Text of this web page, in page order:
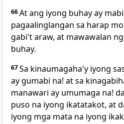
66At ang iyong buhay ay
pagaalinglangan sa harap
gabi't araw, at mawawalan
buhay.
67Sa kinaumagaha'y iyong
ay gumabi na! at sa
manawari ay umumaga na!
puso na iyong ikatatakot, at
iyong mga mata na iyong